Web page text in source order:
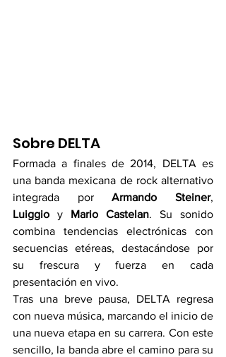
Sobre DELTA
Formada a finales de 2014, DELTA es
una banda mexicana de rock alternativo
integrada por Armando Steiner
Luiggio y Mario Castelan. Su sonido
combina tendencias electrónicas con
secuencias etéreas, destacándose por
su frescura y fuerza en cada
presentación en vivo.
Tras una breve pausa, DELTA regresa
con nueva música, marcando el inicio de
una nueva etapa en su carrera. Con este
sencillo, la banda abre el camino para su